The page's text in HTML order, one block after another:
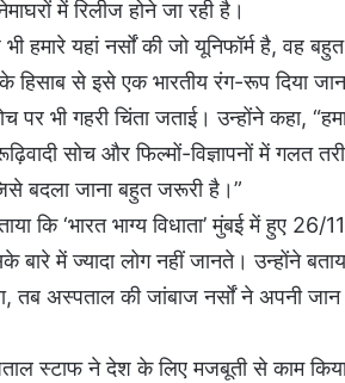
में रिलीज होने जा रही है।
हमारे यहां नर्सों की जो यूनिफॉर्म है, वह
हिसाब से इसे एक भारतीय रंग-रूप दिया
भी गहरी चिंता जताई। उन्होंने कहा,
सोच और फिल्मों-विज्ञापनों में गलत
बदला जाना बहुत जरूरी है।”
कि ‘भारत भाग्य विधाता’ मुंबई में हुए
बारे में ज्यादा लोग नहीं जानते। उन्होंने
तब अस्पताल की जांबाज नर्सों ने अपनी
स्टाफ ने देश के लिए मजबूती से काम